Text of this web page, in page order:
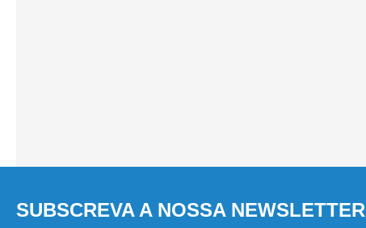
SUBSCREVA A NOSSA NEWSLETTER